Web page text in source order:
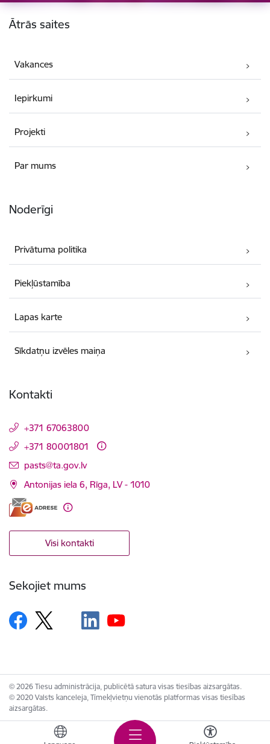
Kājene
Ātrās saites
Vakances
Iepirkumi
Projekti
Par mums
Noderīgi
Privātuma politika
Piekļūstamība
Lapas karte
Sīkdatņu izvēles maiņa
Kontakti
+371 67063800
+371 80001801
E-pasts:
pasts@ta.gov.lv
Antonijas iela 6, Rīga, LV - 1010
Visi kontakti
Sekojiet mums
© 2026 Tiesu administrācija, publicētā satura visas tiesības aizsargātas.
© 2020 Valsts kanceleja, Tīmekļvietņu vienotās platformas visas tiesības
aizsargātas.